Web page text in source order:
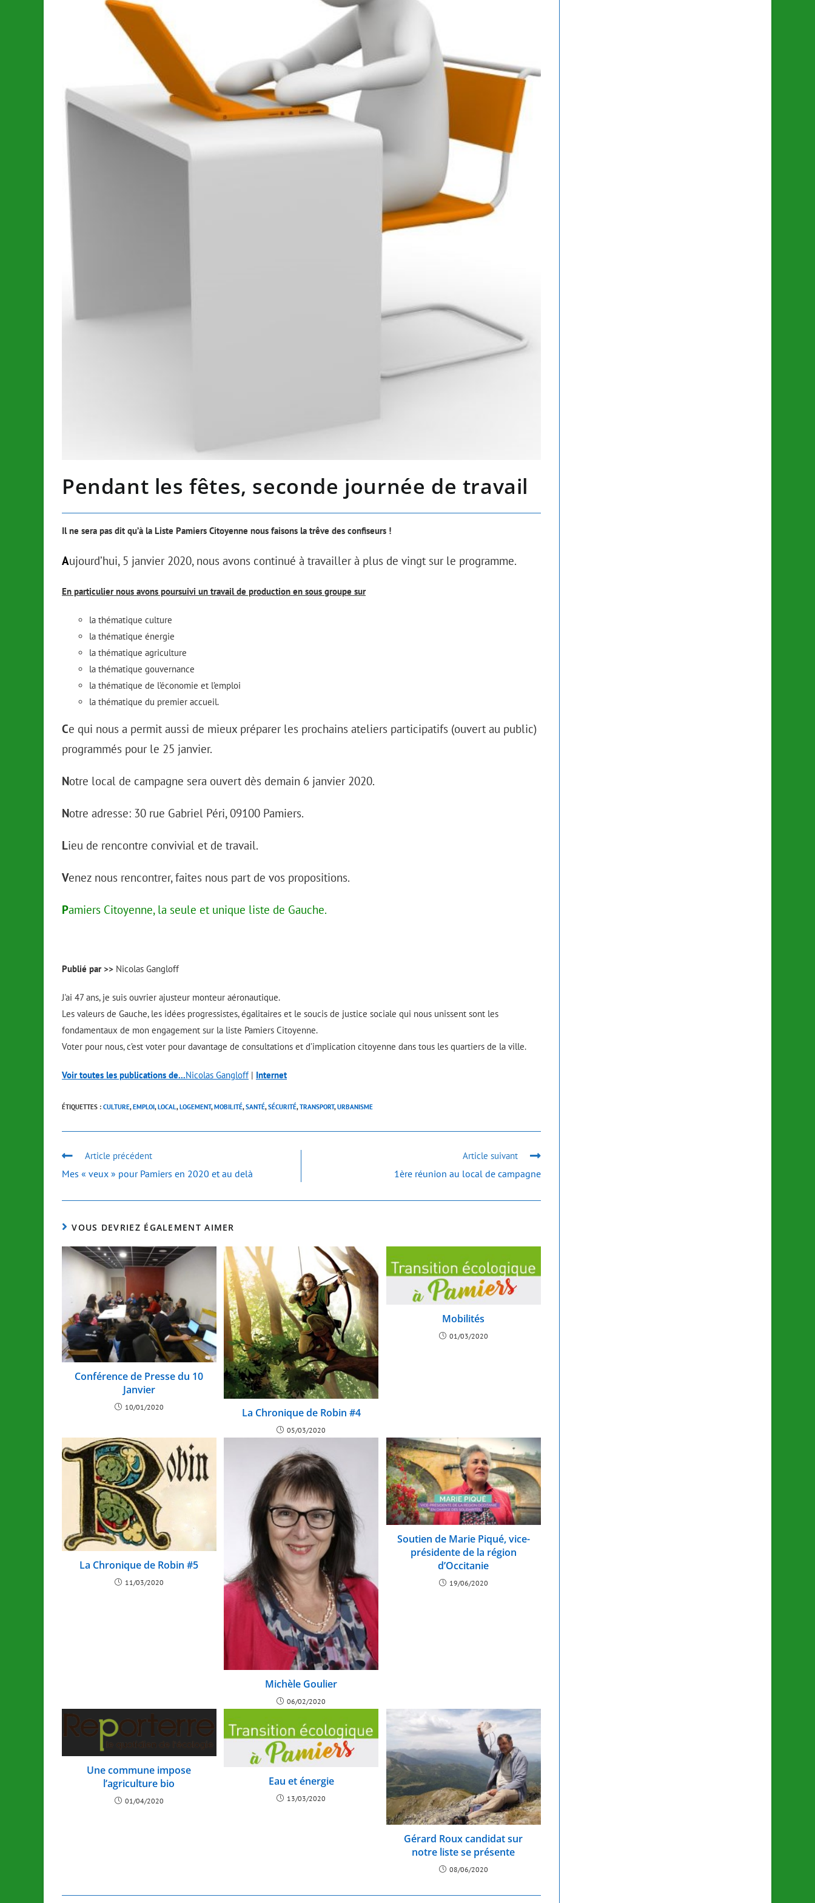
Pendant les fêtes, seconde journée de travail
Il ne sera pas dit qu’à la Liste Pamiers Citoyenne nous faisons la trêve des confiseurs !
Aujourd’hui, 5 janvier 2020, nous avons continué à travailler à plus de vingt sur le programme.
En particulier nous avons poursuivi un travail de production en sous groupe sur
la thématique culture
la thématique énergie
la thématique agriculture
la thématique gouvernance
la thématique de l’économie et l’emploi
la thématique du premier accueil.
Ce qui nous a permit aussi de mieux préparer les prochains ateliers participatifs (ouvert au public)
programmés pour le 25 janvier.
Notre local de campagne sera ouvert dès demain 6 janvier 2020.
Notre adresse: 30 rue Gabriel Péri, 09100 Pamiers.
Lieu de rencontre convivial et de travail.
Venez nous rencontrer, faites nous part de vos propositions.
Pamiers Citoyenne, la seule et unique liste de Gauche.
Publié par >> Nicolas Gangloff
J'ai 47 ans, je suis ouvrier ajusteur monteur aéronautique.
Les valeurs de Gauche, les idées progressistes, égalitaires et le soucis de justice sociale qui nous unissent sont les
fondamentaux de mon engagement sur la liste Pamiers Citoyenne.
Voter pour nous, c’est voter pour davantage de consultations et d’implication citoyenne dans tous les quartiers de la ville.
Voir toutes les publications de...Nicolas Gangloff| Internet
ÉTIQUETTES : CULTURE, EMPLOI, LOCAL , LOGEMENT, MOBILITÉ, SANTÉ, SÉCURITÉ, TRANSPORT, URBANISME
Article précédent
Mes « veux » pour Pamiers en 2020 et au delà
Article suivant
1ère réunion au local de campagne
VOUS DEVRIEZ ÉGALEMENT AIMER
Conférence de Presse du 10
Janvier
10/01/2020 La Chronique de Robin #4
05/03/2020
Mobilités
01/03/2020
La Chronique de Robin #5
11/03/2020
Michèle Goulier
06/02/2020
Soutien de Marie Piqué, vice-
présidente de la région
d’Occitanie
19/06/2020
Une commune impose
l’agriculture bio
01/04/2020
Eau et énergie
13/03/2020
Gérard Roux candidat sur
notre liste se présente
08/06/2020